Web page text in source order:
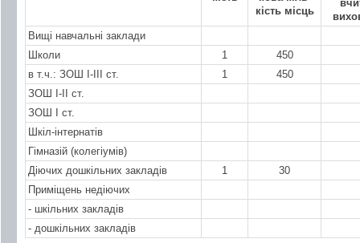
кість місць
Вищі навчальні заклади
Школи
1
450
в т.ч.: ЗОШ І-ІІІ ст.
1 450
ЗОШ І-ІІ ст.
ЗОШ І ст.
Шкіл-інтернатів
Гімназій (колегіумів)
Діючих дошкільних закладів
1
30
Приміщень недіючих
- шкільних закладів
- дошкільних закладів